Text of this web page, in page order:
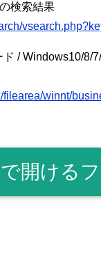
検索結果
/ Windows10/8/
filearea/winnt/
開ける